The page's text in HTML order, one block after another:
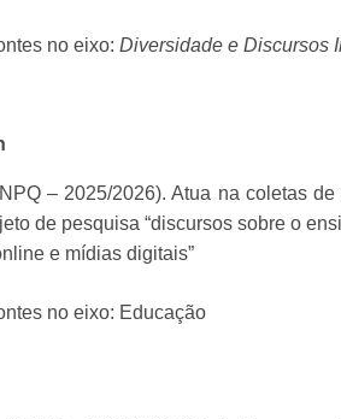
no eixo: Diversidade e Discursos
– 2025/2026). Atua na coletas
de pesquisa “discursos sobre o
e mídias digitais”
no eixo: Educação